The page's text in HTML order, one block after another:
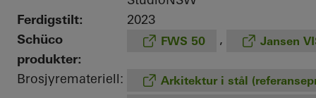
Ferdigstilt:
2023
Schüco
produkter:
FWS 50 , Jansen
Brosjyremateriell:
Arkitektur i stål